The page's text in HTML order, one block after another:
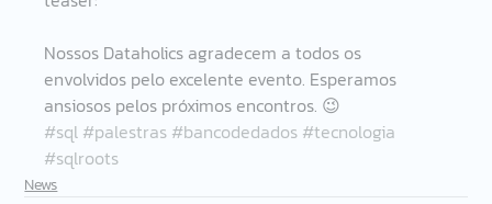
Nossos Dataholics agradecem a todos os
envolvidos pelo excelente evento. Esperamos
ansiosos pelos próximos encontros. 😉
#sql #palestras #bancodedados #tecnologia
#sqlroots
News